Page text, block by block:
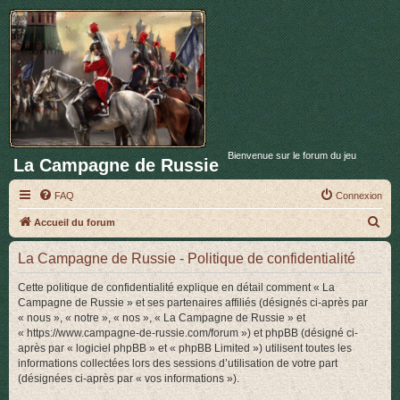
La Campagne de Russie Bienvenue sur le forum du jeu
FAQ Connexion
Accueil du forum
e
c
h
La Campagne de Russie - Politique de confidentialité
Cette politique de confidentialité explique en détail comment « La
Campagne de Russie » et ses partenaires affiliés (désignés ci-après par
« nous », « notre », « nos », « La Campagne de Russie » et
« https://www.campagne-de-russie.com/forum ») et phpBB (désigné ci-
après par « logiciel phpBB » et « phpBB Limited ») utilisent toutes les
informations collectées lors des sessions d’utilisation de votre part
(désignées ci-après par « vos informations »).